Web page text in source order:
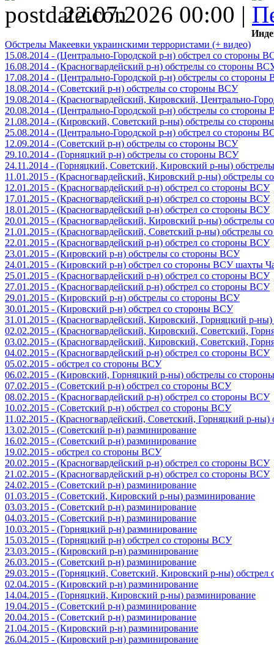
22.07.2026 00:00 |
Обстрелы Макеевки украинскими террористами (+ видео)
15.08.2014 - (Центрально-Городской р-н) обстрел со стороны
16.08.2014 - (Красногвардейский р-н) обстрелы со стороны
17.08.2014 - (Центрально-Городской р-н) обстрелы со стороны
18.08.2014 - (Советский р-н) обстрелы со стороны ВСУ
19.08.2014 - (Красногвардейский, Кировский, Центрально-
20.08.2014 - (Центрально-Городской р-н) обстрелы со стороны
21.08.2014 - (Кировский, Советский р-ны) обстрелы со
25.08.2014 - (Центрально-Городской р-н) обстрел со стороны
12.09.2014 - (Советский р-н) обстрелы со стороны ВСУ
29.10.2014 - (Горняцкий р-н) обстрелы со стороны ВСУ
24.11.2014 - (Горняцкий, Советский, Кировский р-ны)
11.01.2015 - (Красногвардейский, Кировский р-ны) обстрелы
12.01.2015 - (Красногвардейский р-н) обстрел со стороны ВСУ
17.01.2015 - (Красногвардейский р-н) обстрел со стороны ВСУ
18.01.2015 - (Красногвардейский р-н) обстрел со стороны ВСУ
20.01.2015 - (Красногвардейский, Кировский р-ны) обстрелы
21.01.2015 - (Красногвардейский, Советский р-ны) обстрелы
22.01.2015 - (Красногвардейский р-н) обстрел со стороны ВСУ
23.01.2015 - (Кировский р-н) обстрелы со стороны ВСУ
24.01.2015 - (Кировский р-н) обстрел со стороны ВСУ шахты
25.01.2015 - (Красногвардейский р-н) обстрел со стороны ВСУ
27.01.2015 - (Красногвардейский р-н) обстрел со стороны ВСУ
29.01.2015 - (Кировский р-н) обстрелы со стороны ВСУ
30.01.2015 - (Кировский р-н) обстрел со стороны ВСУ
31.01.2015 - (Красногвардейский, Кировский, Горняцкий р-
02.02.2015 - (Красногвардейский, Кировский, Советский,
03.02.2015 - (Красногвардейский, Кировский, Советский,
04.02.2015 - (Красногвардейский р-н) обстрел со стороны ВСУ
05.02.2015 - обстрел со стороны ВСУ
06.02.2015 - (Кировский, Горняцкий р-ны) обстрелы со
07.02.2015 - (Советский р-н) обстрел со стороны ВСУ
08.02.2015 - (Красногвардейский р-н) обстрел со стороны ВСУ
10.02.2015 - (Советский р-н) обстрел со стороны ВСУ
11.02.2015 - (Красногвардейский, Советский, Горняцкий р-
13.02.2015 - (Советский р-н) разминирование
16.02.2015 - (Советский р-н) разминирование
19.02.2015 - обстрел со стороны ВСУ
20.02.2015 - (Красногвардейский р-н) обстрел со стороны ВСУ
21.02.2015 - (Красногвардейский р-н) обстрел со стороны ВСУ
24.02.2015 - (Советский р-н) разминирование
01.03.2015 - (Советский, Кировский р-ны) разминирование
03.03.2015 - (Советский р-н) разминирование
04.03.2015 - (Советский р-н) разминирование
10.03.2015 - (Горняцкий р-н) разминирование
15.03.2015 - (Горняцкий р-н) обстрел со стороны ВСУ
23.03.2015 - (Кировский р-н) разминирование
26.03.2015 - (Советский р-н) разминирование
29.03.2015 - (Горняцкий, Советский, Кировский р-ны)
02.04.2015 - (Кировский р-н) разминирование
14.04.2015 - (Горняцкий, Кировский р-ны) разминирование
19.04.2015 - (Советский р-н) разминирование
20.04.2015 - (Советский р-н) разминирование
21.04.2015 - (Кировский р-н) разминирование
26.04.2015 - (Кировский р-н) разминирование